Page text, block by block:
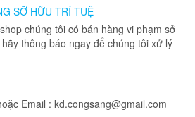
SỠ HỮU TRÍ TUỆ
chúng tôi có bán hàng vi phạm sở
thông báo ngay để chúng tôi xử lý
Email : kd.congsang@gmail.com